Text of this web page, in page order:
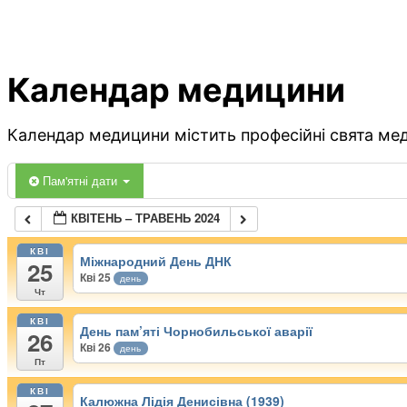
Календар медицини
Календар медицини містить професійні свята
Пам'ятні дати
КВІТЕНЬ – ТРАВЕНЬ 2024
КВІ
25
Чт
Міжнародний День ДНК
Кві 25 день
КВІ
26
Пт
День пам’яті Чорнобильської аварії
Кві 26 день
КВІ
Калюжна Лідія Денисівна (1939)